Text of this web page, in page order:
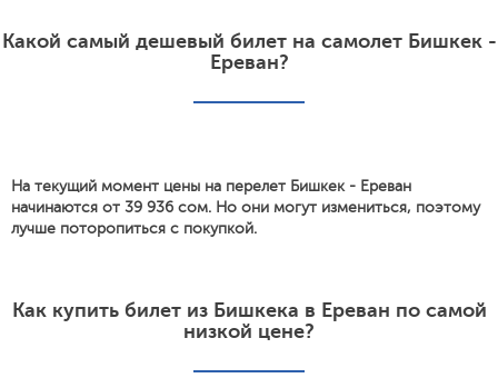
Какой самый дешевый билет на самолет Бишкек -
Ереван?
На текущий момент цены на перелет Бишкек - Ереван
начинаются от 39 936 сом. Но они могут измениться, поэтому
лучше поторопиться с покупкой.
Как купить билет из Бишкека в Ереван по самой
низкой цене?